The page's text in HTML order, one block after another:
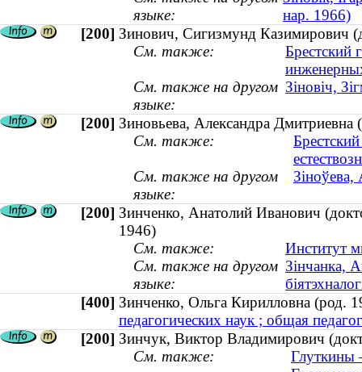
языке:
нар. 1966)
[200] Зинович, Сигизмунд Казимирович
См. также:
Брестский
См. также на другом
языке:
Зіновіч,
[200] Зиновьева, Александра
См. также:
См. также на другом
языке:
[200] Зинченко, Анатолий Иванович
1946)
См. также:
Институт
См. также на другом
языке:
Зінчанка,
[400] Зинченко, Ольга Кирилловна
педагогических наук ; общая
[200] Зинчук, Виктор Владимирович
См. также:
Глуткины